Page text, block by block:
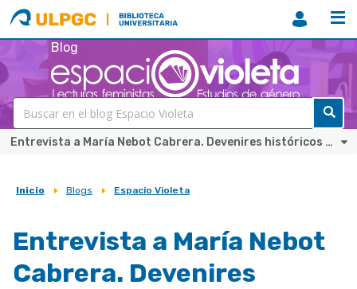
ULPGC
Biblioteca
ULPGC
Blog
Entrevista a María Nebot Cabrera. Devenires históricos y desafíos del feminismo
Sobrescribir
de
ayuda
Inicio Blogs Espacio Violeta
Entrevista a María Nebot
Cabrera. Devenires